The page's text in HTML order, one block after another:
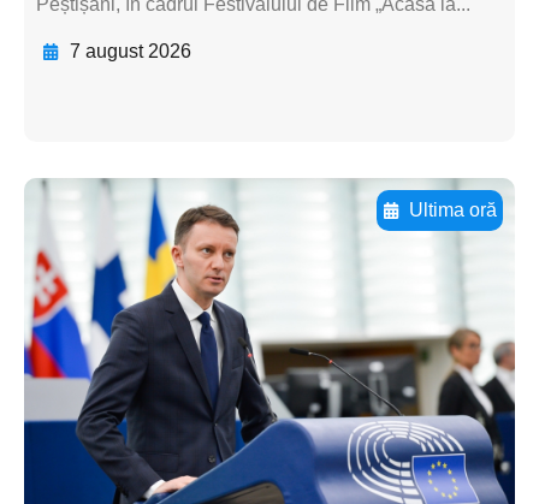
Peștișani, în cadrul Festivalului de Film „Acasă la...
7 august 2026
Ultima oră
Adaugă aici textul pentru
subtitluAdaugă aici
textul pentru
subtitluAdaugă aici
textul pentru
subtitluAdaugă aici
textul pentru subti